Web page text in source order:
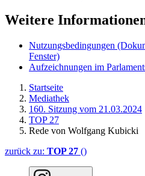
Weitere
Nutzungsbedingungen
Fenster)
Aufzeichnungen im
Startseite
Mediathek
160. Sitzung vom 21.03.2024
TOP 27
Rede von Wolfgang Kubicki
zurück zu: TOP 27 ()